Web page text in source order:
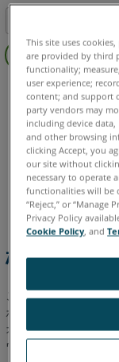
PDF
と
し
て
概
要
ビ
デ
オ
関
連
情
報
3Dレーザース
Focus3D
イタリア語 コ
ポルトガル語
概要
この 1 分間のチュー
ボードファームウェ
オをご覧になれませ
ウンロードしてくだ
This site uses
are provided by third
functionality;
user experience;
content; and support
party vendors may
including device
and other browsing
clicking Accept, you
our site without
necessary to operate
functionalities will be
“Reject,” or “Manage
Privacy Policy
Cookie Policy, and